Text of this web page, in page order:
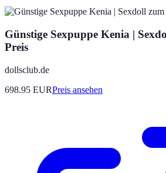
Günstige Sexpuppe Kenia |
Preis
dollsclub.de
698.95 EURPreis ansehen